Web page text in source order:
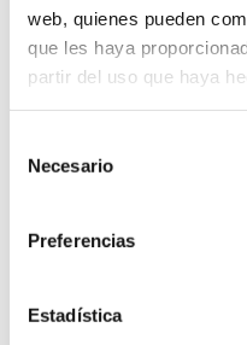
web, quienes pueden
que les haya
partir del uso que haya
Necesario
Preferencias
Estadística